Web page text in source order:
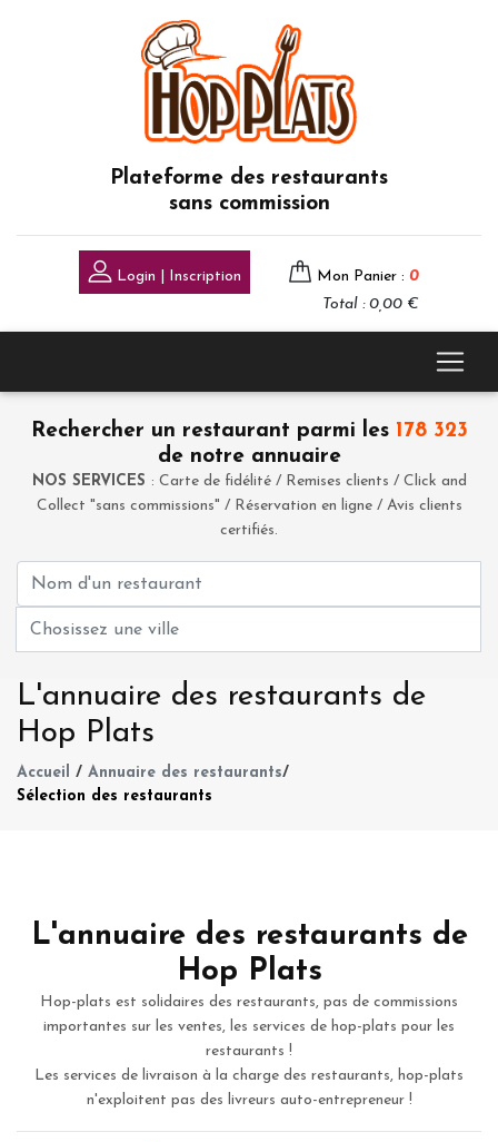
Plateforme des restaurants
sans commission
Login | Inscription Mon Panier : 0
Total : 0,00 €
Rechercher un restaurant parmi les 178 323
de notre annuaire
NOS SERVICES : Carte de fidélité / Remises clients / Click and
Collect "sans commissions" / Réservation en ligne / Avis clients
certifiés.
L'annuaire des restaurants de
Hop Plats
Accueil / Annuaire des restaurants/
Sélection des restaurants
L'annuaire des restaurants de
Hop Plats
Hop-plats est solidaires des restaurants, pas de commissions
importantes sur les ventes, les services de hop-plats pour les
restaurants !
Les services de livraison à la charge des restaurants, hop-plats
n'exploitent pas des livreurs auto-entrepreneur !